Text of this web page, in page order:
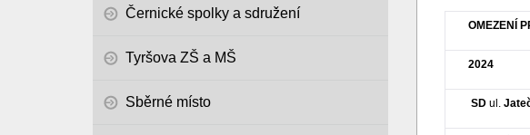
OMEZENÍ
2024
SD ul.
Černické spolky a sdružení
Tyršova ZŠ a MŠ
Sběrné místo